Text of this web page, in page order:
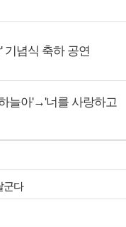
기념식 축하 공연
늘아'→'너를 사랑하고
군다